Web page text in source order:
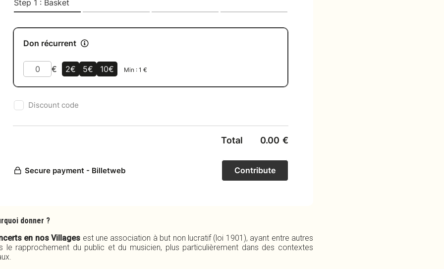
donner ?
en nos Villages est une association à but non lucratif (loi 1901), ayant entre autres
le rapprochement du public et du musicien, plus particulièrement dans des contextes